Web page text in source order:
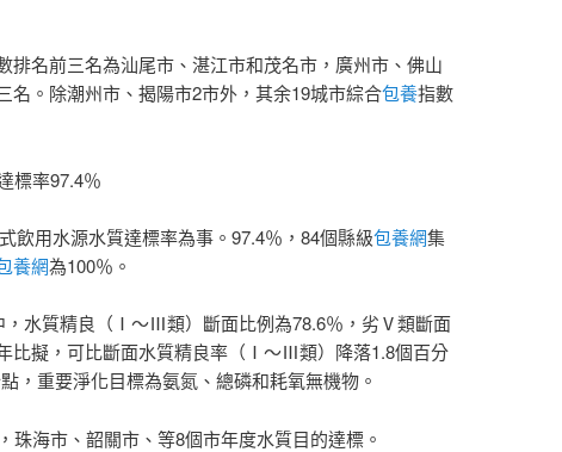
排名前三名為汕尾市、湛江市和茂名市，廣州市、佛山
名。除潮州市、揭陽市2市外，其余19城市綜合包養指數
標率97.4％
飲用水源水質達標率為事。97.4％，84個縣級包養網集
養網為100％。
，水質精良（Ⅰ～Ⅲ類）斷面比例為78.6％，劣Ⅴ類斷面
比擬，可比斷面水質精良率（Ⅰ～Ⅲ類）降落1.8個百分
，重要淨化目標為氨氮、總磷和耗氧無機物。
珠海市、韶關市、等8個市年度水質目的達標。